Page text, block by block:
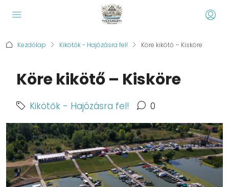
Kezdőlap Kikötők - Hajózásra fel! Köre kikötő – Kisköre
Köre kikötő – Kisköre
Kikötők - Hajózásra fel! 0